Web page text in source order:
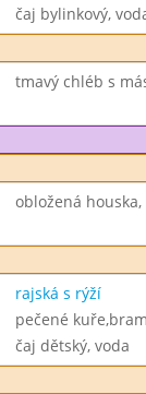
čaj bylinkový,
tmavý chléb s
obložená
rajská s rýží
pečené
čaj dětský, voda